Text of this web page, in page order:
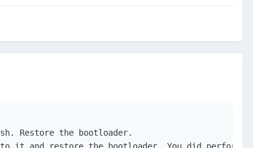
Restore the bootloader.